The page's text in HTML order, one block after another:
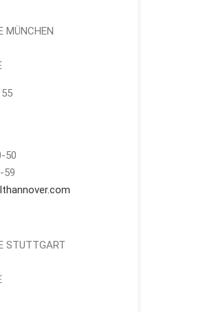
MÜNCHEN
50
59
STUTTGART